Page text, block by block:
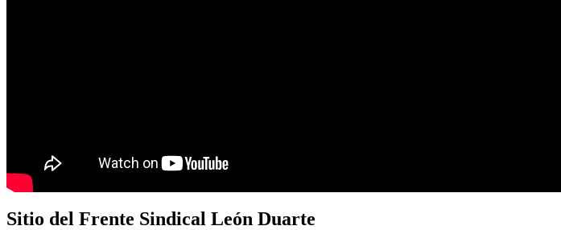
Sitio del Frente Sindical León Duarte